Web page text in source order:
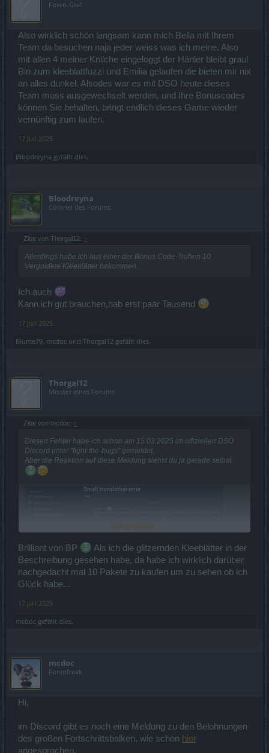
Foren-Graf
Also wirklich schön langsam kann mich Bella mit Ihrem
Team da besuchen naja jeder weiss was ich meine. Also
mit allen 4 meiner Knilche eingeloggt der Hänler bleibt grau!
Bin zum kleeblattfuzzi und Emilia gelaufen die bieten mir nix
an alles dunkel. Alsodes war es mit DSO heute dieses
Team muss ausgewechselt werden, und Ihre Bonuscodes
können Sie behalten, bringt endlich dieses Game wieder
vernünftig zum laufen.
17 Juli 2025
Bloodreyna gefällt dies.
Bloodreyna
Colonel des Forums
Zitat von Thorgal12: ↑
Allerdings habe ich aus einer der Bonus Code-Truhen 10
Vergoldete Kleeblätter bekommen.
Ich auch
Kann ich gut brauchen,hab erst paar Tausend
17 Juli 2025
Blume79, mcdoc und Thorgal12 gefällt dies.
Thorgal12
Meister eines Forums
Zitat von mcdoc: ↑
Diesen Fehler habe ich schon am 15.03.2025 im offiziellen DSO
Discord unter "fight-the-bugs" gemeldet.
Aber die Reaktion auf diese Meldung siehst du ja gerade selbst.
Preis für das Jagdring-Paket mal eben verdreifacht wurde.
Click to expand...
Brilliant von BP
Als ich die glitzernden Kleeblätter in der
Beschreibung gesehen habe, da habe ich wirklich darüber
nachgedacht mal 10 Pakete zu kaufen um zu sehen ob ich
Glück habe...
17 Juli 2025
mcdoc gefällt dies.
mcdoc
Forenfreak
Hi,
im Discord gibt es noch eine Meldung zu den Belohnungen
des großen Fortschrittsbalken, wie schon hier
angesprochen.